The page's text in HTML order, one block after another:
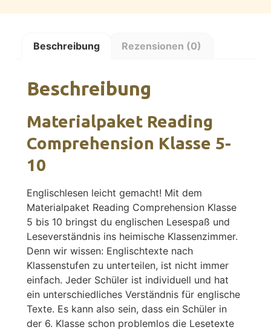
Beschreibung Rezensionen (0)
Beschreibung
Materialpaket Reading
Comprehension Klasse 5-
10
Englischlesen leicht gemacht! Mit dem
Materialpaket Reading Comprehension Klasse
5 bis 10 bringst du englischen Lesespaß und
Leseverständnis ins heimische Klassenzimmer.
Denn wir wissen: Englischtexte nach
Klassenstufen zu unterteilen, ist nicht immer
einfach. Jeder Schüler ist individuell und hat
ein unterschiedliches Verständnis für englische
Texte. Es kann also sein, dass ein Schüler in
der 6. Klasse schon problemlos die Lesetexte